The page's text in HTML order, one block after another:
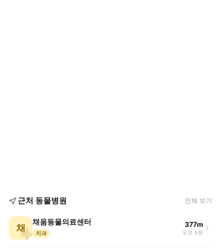
근처 동물병원 전체 보기
채
채움동물의료센터
치과
377m
도보 6분